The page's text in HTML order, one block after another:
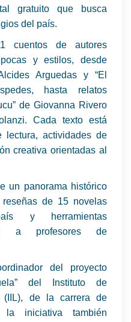
gratuito que busca
del país.
cuentos de autores
y estilos, desde
Arguedas y “El
hasta relatos
de Giovanna Rivero
Cada texto está
lectura, actividades de
creativa orientadas al
un panorama histórico
de 15 novelas
y herramientas
a profesores de
del proyecto
del Instituto de
(IIL), de la carrera de
la iniciativa también